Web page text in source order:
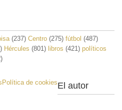
(237) Centro (275) fútbol (487)
Hércules (801) libros (421) políticos
Política de cookiesEl autor